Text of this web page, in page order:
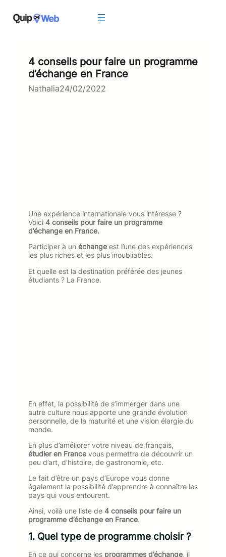
4 conseils pour faire un programme
d’échange en France
Nathalia24/02/2022
Une expérience internationale vous intéresse ?
Voici 4 conseils pour faire un programme
d’échange en France.
Participer à un échange est l’une des expériences
les plus riches et les plus inoubliables.
Et quelle est la destination préférée des jeunes
étudiants ? La France.
En effet, la possibilité de s’immerger dans une
autre culture nous apporte une grande évolution
personnelle, de la maturité et une vision élargie du
monde.
En plus d’améliorer votre niveau de français,
étudier en France vous permettra de découvrir un
peu d’art, d’histoire, de gastronomie, etc.
Le fait d’être un pays d’Europe vous donne
également la possibilité d’apprendre à connaître les
pays qui vous entourent.
Ainsi, voilà une liste de 4 conseils pour faire un
programme d’échange en France.
1. Quel type de programme choisir ?
En ce qui concerne les programmes d’échange, il